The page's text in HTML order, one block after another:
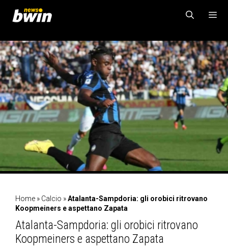
contenuto
MENU
Home » Calcio »Atalanta-Sampdoria: gli orobici ritrovano
Koopmeiners e aspettano Zapata
Atalanta-Sampdoria: gli orobici ritrovano
Koopmeiners e aspettano Zapata